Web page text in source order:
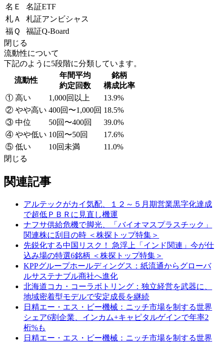
名Ｅ
名証ETF
札Ａ
札証アンビシャス
福Ｑ
福証Q-Board
閉じる
流動性について
下記のように5段階に分類しています。
流動性
年間平均
約定回数
銘柄
構成比率
① 高い
1,000回以上
13.9%
② やや高い 400回〜1,000回 18.5%
③ 中位
50回〜400回
39.0%
④ やや低い 10回〜50回
17.6%
⑤ 低い
10回未満
11.0%
閉じる
関連記事
アルテックがカイ気配、１２～５月期営業黒字化達成
で超低ＰＢＲに見直し機運
ナフサ供給危機で脚光、「バイオマスプラスチック」
関連株に刮目の時 ＜株探トップ特集＞
先鋭化する中国リスク！ 急浮上「インド関連」今が仕
込み場の特選6銘柄 ＜株探トップ特集＞
KPPグループホールディングス：紙流通からグローバ
ルサステナブル商社へ進化
北海道コカ・コーラボトリング：独立経営を武器に、
地域密着型モデルで安定成長を継続
日精エー・エス・ビー機械：ニッチ市場を制する世界
シェア6割企業、インカム+キャピタルゲインで年率2
桁%も
日精エー・エス・ビー機械：ニッチ市場を制する世界